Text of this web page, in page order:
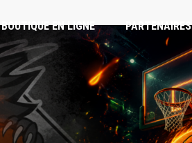
ARBITRES ET OTM
RÈGLEMENT INTÉRIEUR
BOUTIQUE EN LIGNE PARTENAIRES